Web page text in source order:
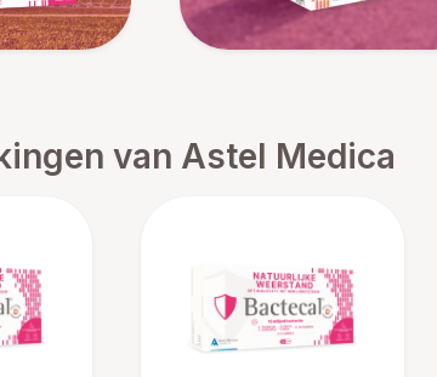
van Astel Medica